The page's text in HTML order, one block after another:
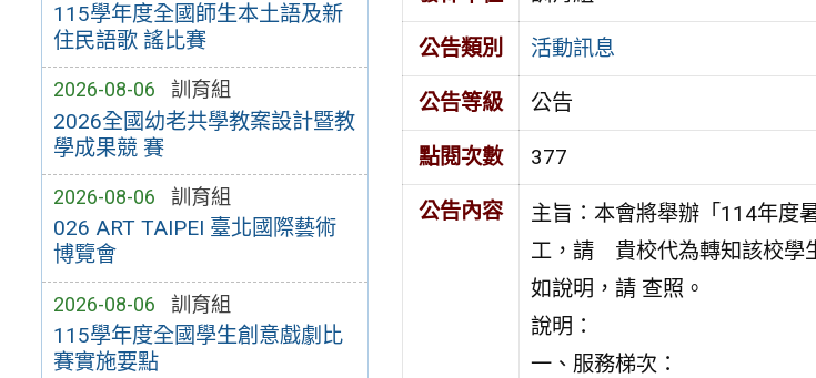
115學年度全國師生本土語及新
住民語歌 謠比賽
2026-08-06 訓育組
2026全國幼老共學教案設計暨教
學成果競 賽
2026-08-06 訓育組
026 ART TAIPEI 臺北國際藝術
博覽會
2026-08-06 訓育組
115學年度全國學生創意戲劇比
賽實施要點
公告類別 活動訊息
公告等級 公告
點閱次數 377
公告內容
主旨：本會將舉辦「114年度
工，請 貴校代為轉知該校學
如說明，請 查照。
說明：
一、服務梯次：